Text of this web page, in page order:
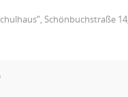
Schönbuchstraße 14,